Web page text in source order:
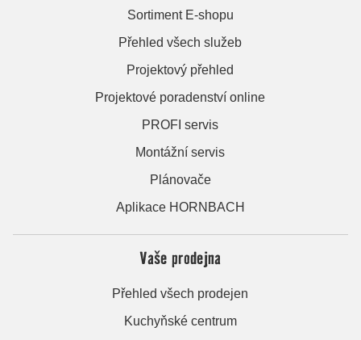
Sortiment E-shopu
Přehled všech služeb
Projektový přehled
Projektové poradenství online
PROFI servis
Montážní servis
Plánovače
Aplikace HORNBACH
Vaše prodejna
Přehled všech prodejen
Kuchyňské centrum